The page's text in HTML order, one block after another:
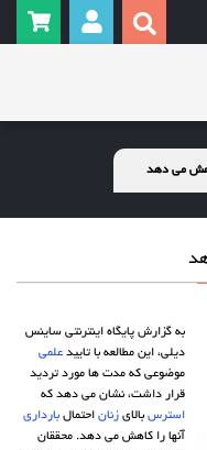
می دهد
به گزارش پایگاه اینترنتی ساینس
دیلی، این مطالعه با تایید علمی
موضوعی که مدت ها مورد تردید
قرار داشت، نشان می دهد که
استرس بالای زنان احتمال بارداری
آنها را کاهش می دهد. محققان